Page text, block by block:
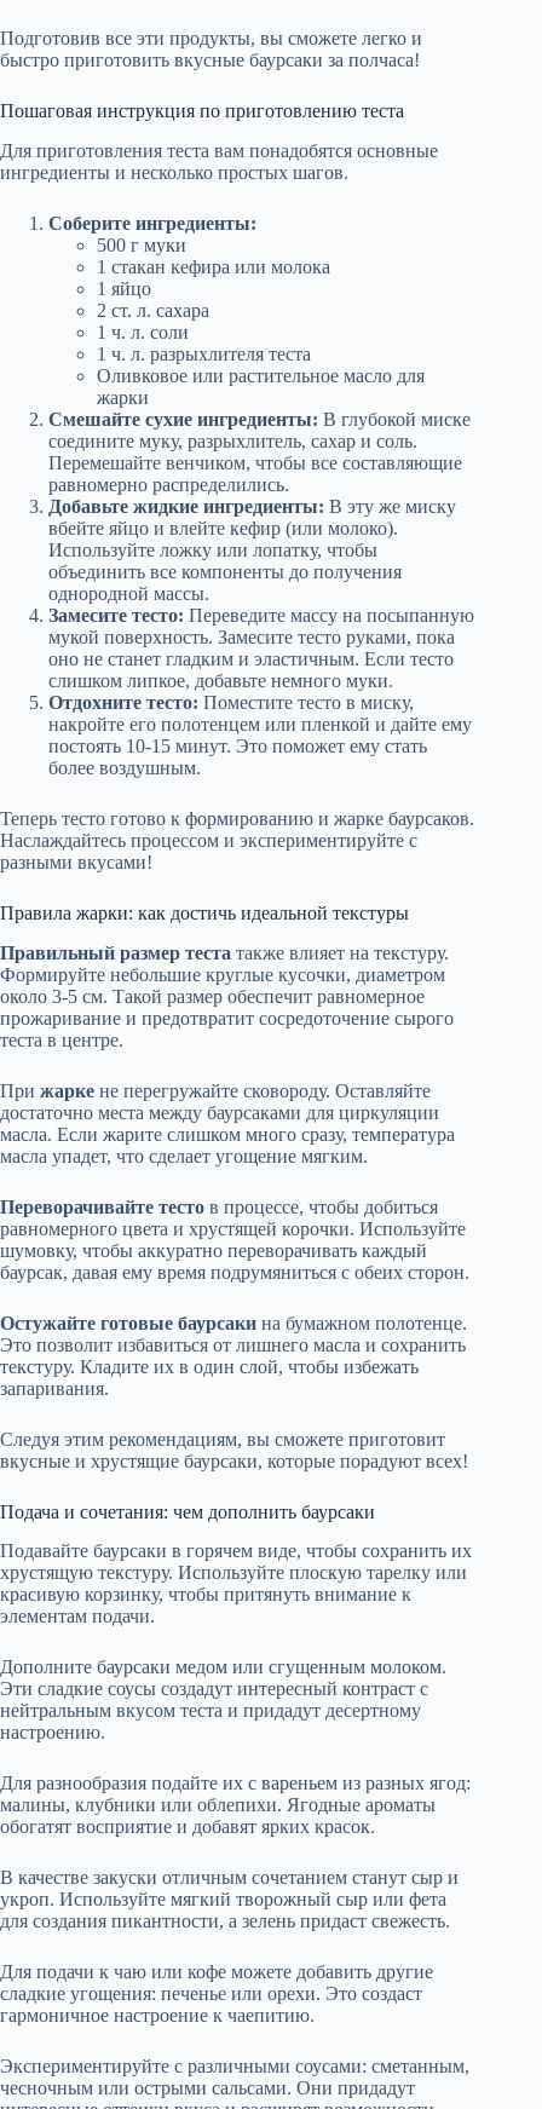
Подготовив все эти продукты, вы сможете легко и
быстро приготовить вкусные баурсаки за полчаса!
Пошаговая инструкция по приготовлению теста
Для приготовления теста вам понадобятся основные
ингредиенты и несколько простых шагов.
Соберите ингредиенты:
500 г муки
1 стакан кефира или молока
1 яйцо
2 ст. л. сахара
1 ч. л. соли
1 ч. л. разрыхлителя теста
Оливковое или растительное масло для
жарки
Смешайте сухие ингредиенты: В глубокой миске
соедините муку, разрыхлитель, сахар и соль.
Перемешайте венчиком, чтобы все составляющие
равномерно распределились.
Добавьте жидкие ингредиенты: В эту же миску
вбейте яйцо и влейте кефир (или молоко).
Используйте ложку или лопатку, чтобы
объединить все компоненты до получения
однородной массы.
Замесите тесто: Переведите массу на посыпанную
мукой поверхность. Замесите тесто руками, пока
оно не станет гладким и эластичным. Если тесто
слишком липкое, добавьте немного муки.
Отдохните тесто: Поместите тесто в миску,
накройте его полотенцем или пленкой и дайте ему
постоять 10-15 минут. Это поможет ему стать
более воздушным.
Теперь тесто готово к формированию и жарке баурсаков.
Наслаждайтесь процессом и экспериментируйте с
разными вкусами!
Правила жарки: как достичь идеальной текстуры
Правильный размер теста также влияет на текстуру.
Формируйте небольшие круглые кусочки, диаметром
около 3-5 см. Такой размер обеспечит равномерное
прожаривание и предотвратит сосредоточение сырого
теста в центре.
При жарке не перегружайте сковороду. Оставляйте
достаточно места между баурсаками для циркуляции
масла. Если жарите слишком много сразу, температура
масла упадет, что сделает угощение мягким.
Переворачивайте тесто в процессе, чтобы добиться
равномерного цвета и хрустящей корочки. Используйте
шумовку, чтобы аккуратно переворачивать каждый
баурсак, давая ему время подрумяниться с обеих сторон.
Остужайте готовые баурсаки на бумажном полотенце.
Это позволит избавиться от лишнего масла и сохранить
текстуру. Кладите их в один слой, чтобы избежать
запаривания.
Следуя этим рекомендациям, вы сможете приготовит
вкусные и хрустящие баурсаки, которые порадуют всех!
Подача и сочетания: чем дополнить баурсаки
Подавайте баурсаки в горячем виде, чтобы сохранить их
хрустящую текстуру. Используйте плоскую тарелку или
красивую корзинку, чтобы притянуть внимание к
элементам подачи.
Дополните баурсаки медом или сгущенным молоком.
Эти сладкие соусы создадут интересный контраст с
нейтральным вкусом теста и придадут десертному
настроению.
Для разнообразия подайте их с вареньем из разных ягод:
малины, клубники или облепихи. Ягодные ароматы
обогатят восприятие и добавят ярких красок.
В качестве закуски отличным сочетанием станут сыр и
укроп. Используйте мягкий творожный сыр или фета
для создания пикантности, а зелень придаст свежесть.
Для подачи к чаю или кофе можете добавить другие
сладкие угощения: печенье или орехи. Это создаст
гармоничное настроение к чаепитию.
Экспериментируйте с различными соусами: сметанным,
чесночным или острыми сальсами. Они придадут